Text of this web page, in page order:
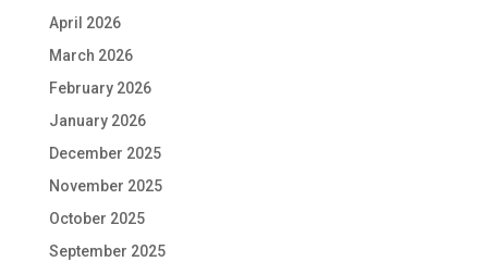
April 2026
March 2026
February 2026
January 2026
December 2025
November 2025
October 2025
September 2025